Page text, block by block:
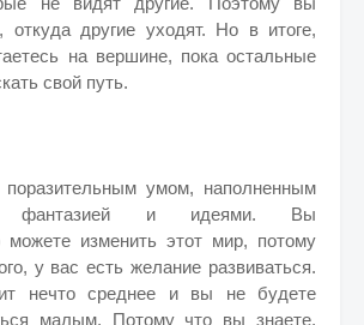
откуда другие уходят. Но в итоге,
на вершине, пока остальные
свой путь.
умом, наполненным
фантазией и идеями. Вы
можете изменить этот мир, потому
у вас есть желание развиваться.
нечто среднее и вы не будете
малым. Потому что вы знаете,